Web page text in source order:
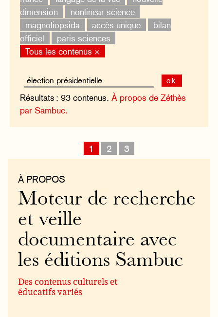
dimension
nonlinear science
magnoliopsida
accès unique
bilan
officiel
paris sciences
Tous les contenus ×
ok
Résultats : 93 contenus.À propos de Zéthès
par Sambuc.
1 2 3
À PROPOS
Moteur de recherche
et veille
documentaire avec
les éditions Sambuc
Des contenus culturels et
éducatifs variés